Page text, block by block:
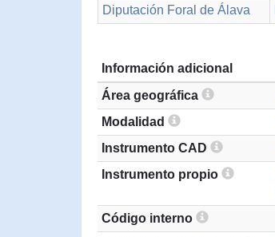
Diputación Foral de Álava
Información adicional
Área geográfica
Modalidad
Instrumento CAD
Instrumento propio
Código interno